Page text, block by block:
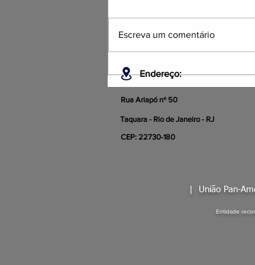
Escreva um comentário
Endereço:
Rua Ariapó nº 50
Taquara - Rio de Janeiro - RJ
CEP: 22730-180
União Pan-
Entidade